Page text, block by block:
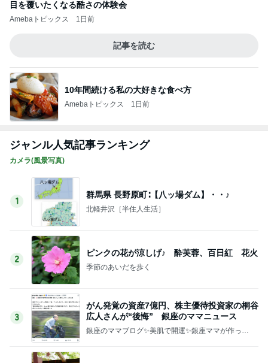
目を覆いたくなる酷さの体験会
Amebaトピックス 1日前
記事を読む
10年間続ける私の大好きな食べ方
Amebaトピックス 1日前
ジャンル人気記事ランキング
カメラ(風景写真)
1
群馬県 長野原町∶【八ッ場ダム】・・♪
北軽井沢［半住人生活］
2
ピンクの花が涼しげ♪ 酔芙蓉、百日紅 花火
季節のあいだを歩く
3
がん発覚の資産7億円、株主優待投資家の桐谷
広人さんが“後悔” 銀座のママニュース
銀座のママブログ✨美肌で開運✨銀座ママが作った